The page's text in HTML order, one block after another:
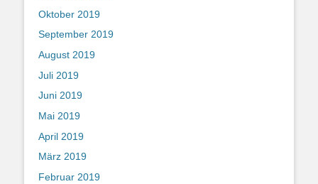
Oktober 2019
September 2019
August 2019
Juli 2019
Juni 2019
Mai 2019
April 2019
März 2019
Februar 2019